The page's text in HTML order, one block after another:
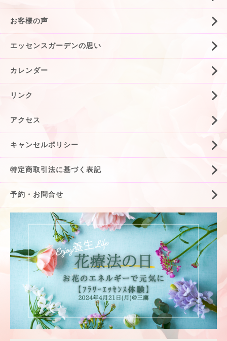
お客様の声
エッセンスガーデンの思い
カレンダー
リンク
アクセス
キャンセルポリシー
特定商取引法に基づく表記
予約・お問合せ